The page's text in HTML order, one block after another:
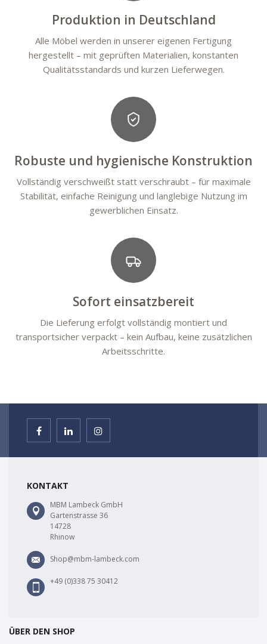
Produktion in Deutschland
Alle Möbel werden in unserer eigenen Fertigung
hergestellt – mit geprüften Materialien, konstanten
Qualitätsstandards und kurzen Lieferwegen.
Robuste und hygienische Konstruktion
Vollständig verschweißt statt verschraubt – für maximale
Stabilität, einfache Reinigung und langlebige Nutzung im
gewerblichen Einsatz.
Sofort einsatzbereit
Die Lieferung erfolgt vollständig montiert und
transportsicher verpackt – kein Aufbau, keine zusätzlichen
Arbeitsschritte.
KONTAKT
MBM Lambeck GmbH
Gartenstrasse 36
14728
Rhinow
Shop@mbm-lambeck.com
+49 (0)338 75 30412
ÜBER DEN SHOP